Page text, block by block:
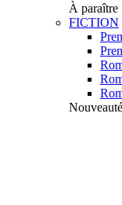
À paraître
FICTION